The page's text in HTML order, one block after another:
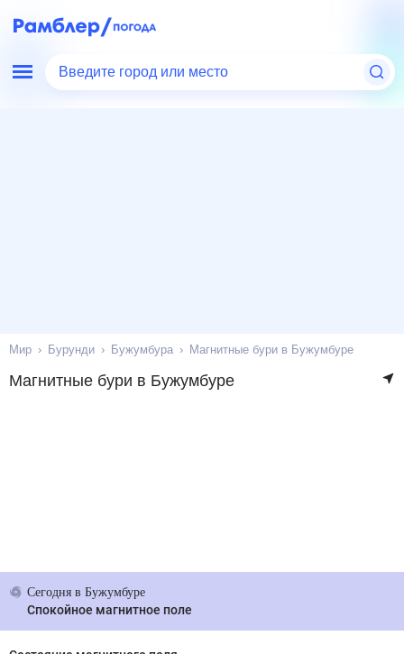
Введите город или место
Мир Бурунди Бужумбура Магнитные бури в Бужумбуре
Магнитные бури в Бужумбуре
Сегодняв Бужумбуре
Спокойное магнитное поле